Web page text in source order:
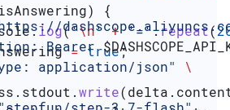
) {
.log('\n' + '='.repeat(
= true;
. stdout .write(delta .
Bearer
application/json"
\